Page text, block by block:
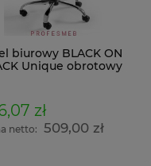
biurowy BLACK ON
Unique obrotowy
zł
netto: 509,00 zł